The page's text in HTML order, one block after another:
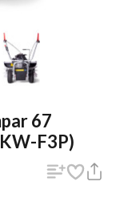
67
F3P)